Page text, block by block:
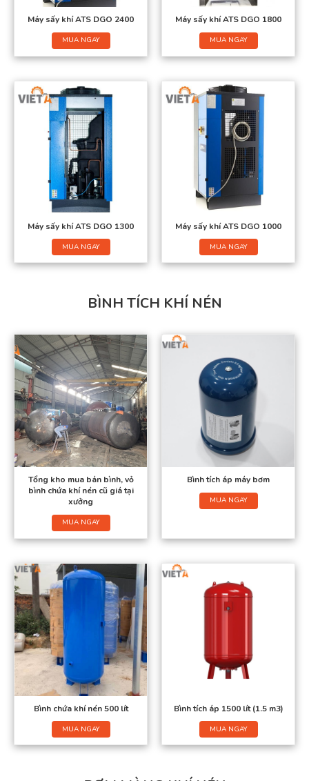
Máy sấy khí ATS DGO 2400
MUA NGAY
Máy sấy khí ATS DGO 1800
MUA NGAY
Máy sấy khí ATS DGO 1300
MUA NGAY
Máy sấy khí ATS DGO 1000
MUA NGAY
BÌNH TÍCH KHÍ NÉN
Tổng kho mua bán bình, vỏ
bình chứa khí nén cũ giá tại
xưởng
MUA NGAY
Bình tích áp máy bơm
MUA NGAY
Bình chứa khí nén 500 lít
MUA NGAY
Bình tích áp 1500 lít (1.5 m3)
MUA NGAY